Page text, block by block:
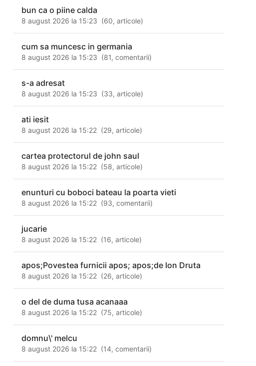
bun ca o piine calda
8 august 2026 la 15:23 (60,articole)
cum sa muncesc in germania
8 august 2026 la 15:23 (81,comentarii)
s-a adresat
8 august 2026 la 15:23 (33,articole)
ati iesit
8 august 2026 la 15:22 (29,articole)
cartea protectorul de john saul
8 august 2026 la 15:22 (58,articole)
enunturi cu boboci bateau la poarta vieti
8 august 2026 la 15:22 (93,comentarii)
jucarie
8 august 2026 la 15:22 (16,articole)
apos;Povestea furnicii apos; apos;de Ion Druta
8 august 2026 la 15:22 (26,articole)
o del de duma tusa acanaaa
8 august 2026 la 15:22 (75,articole)
domnu\' melcu
8 august 2026 la 15:22 (14,comentarii)